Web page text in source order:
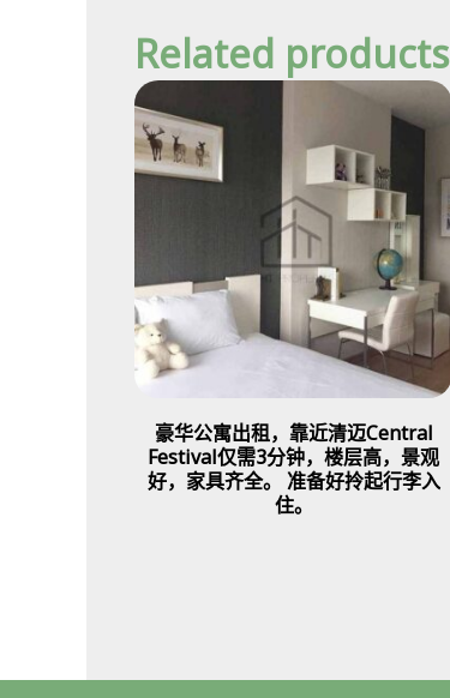
Related products
豪华公寓出租，靠近清迈Central
Festival仅需3分钟，楼层高，景观
好，家具齐全。 准备好拎起行李入
住。